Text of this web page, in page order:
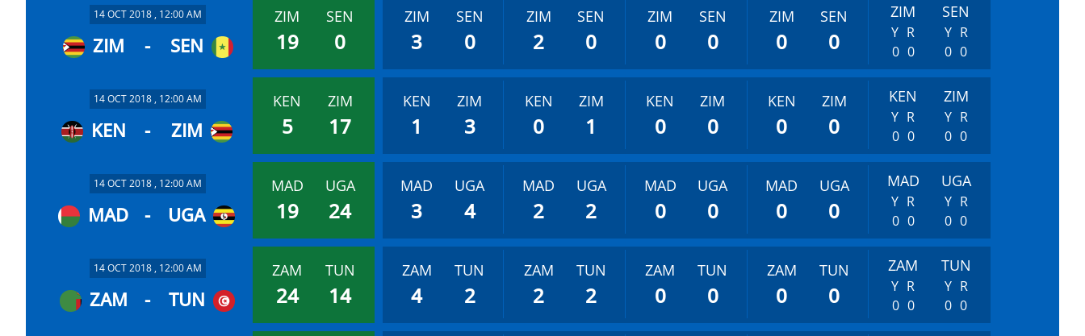
14 OCT 2018 , 12:00 AM
ZIM - SEN
ZIM SEN
19 0
ZIM SEN
3 0
ZIM SEN
2 0
ZIM SEN
0 0
ZIM SEN
0 0
ZIM SEN
Y R
0 0
Y R
0 0
14 OCT 2018 , 12:00 AM
KEN - ZIM
KEN ZIM
5 17
KEN ZIM
1 3
KEN ZIM
0 1
KEN ZIM
0 0
KEN ZIM
0 0
KEN ZIM
Y R
0 0
Y R
0 0
14 OCT 2018 , 12:00 AM
MAD - UGA
MAD UGA
19 24
MAD UGA
3 4
MAD UGA
2 2
MAD UGA
0 0
MAD UGA
0 0
MAD UGA
Y R
0 0
Y R
0 0
14 OCT 2018 , 12:00 AM
ZAM - TUN
ZAM TUN
24 14
ZAM TUN
4 2
ZAM TUN
2 2
ZAM TUN
0 0
ZAM TUN
0 0
ZAM TUN
Y R
0 0
Y R
0 0